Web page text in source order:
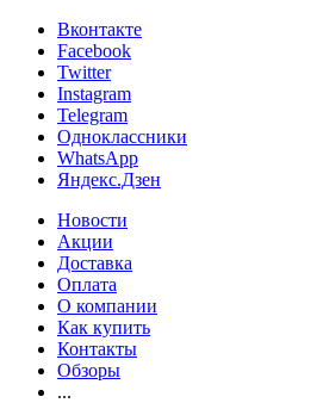
Вконтакте
Facebook
Twitter
Instagram
Telegram
Одноклассники
WhatsApp
Яндекс.Дзен
Новости
Акции
Доставка
Оплата
О компании
Как купить
Контакты
Обзоры
...